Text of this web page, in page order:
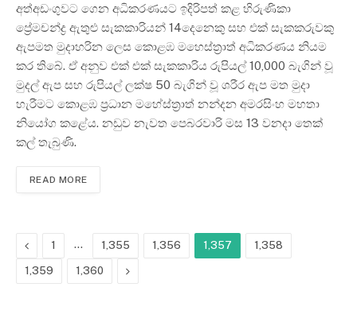
අත්අඩංගුවට ගෙන අධිකරණයට ඉදිරිපත් කළ හිරුණිකා
ප්‍රේමචන්ද්‍ර ඇතුළු සැකකාරියන් 14දෙනෙකු සහ එක් සැකකරුවකු
ඇපමත මුදාහරින ලෙස කොළඹ මහෙස්ත්‍රාත් අධිකරණය නියම
කර තිබේ. ඒ අනුව එක් එක් සැකකාරිය රුපියල් 10,000 බැගින් වූ
මුදල් ඇප සහ රුපියල් ලක්ෂ 50 බැගින් වූ ශරීර ඇප මත මුදා
හැරීමට කොළඹ ප්‍රධාන මහේස්ත්‍රාත් නන්දන අමරසිංහ මහතා
නියෝග කළේය. නඩුව නැවත පෙබරවාරි මස 13 වනදා තෙක්
කල් තැබුණි.
READ MORE
Previous
1 … 1,355 1,356 1,357 1,358
1,359 1,360 Next